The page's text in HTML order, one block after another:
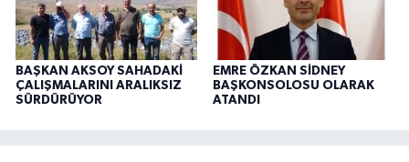
BAŞKAN AKSOY SAHADAKİ
ÇALIŞMALARINI ARALIKSIZ
SÜRDÜRÜYOR
EMRE ÖZKAN SİDNEY
BAŞKONSOLOSU OLARAK
ATANDI